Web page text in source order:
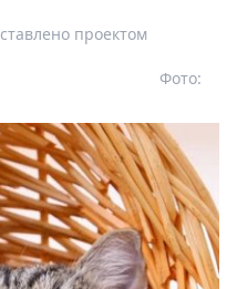
проектом
Фото: